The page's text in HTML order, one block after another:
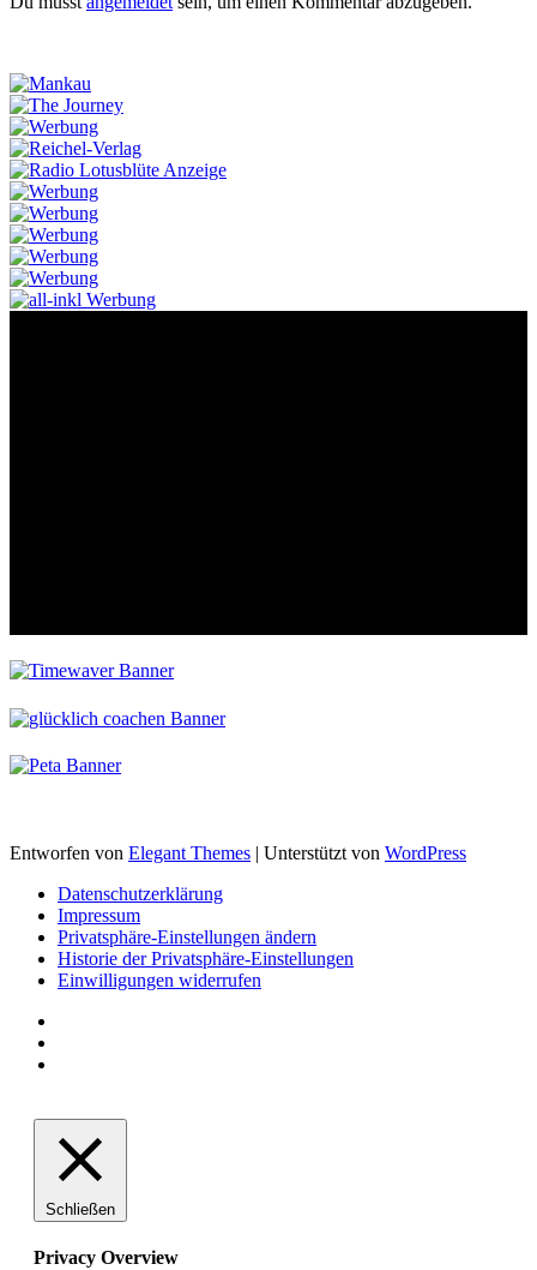
Entworfen von Elegant Themes | Unterstützt von WordPress
Datenschutzerklärung
Impressum
Privatsphäre-Einstellungen ändern
Historie der Privatsphäre-Einstellungen
Einwilligungen widerrufen
Schließen
Privacy Overview